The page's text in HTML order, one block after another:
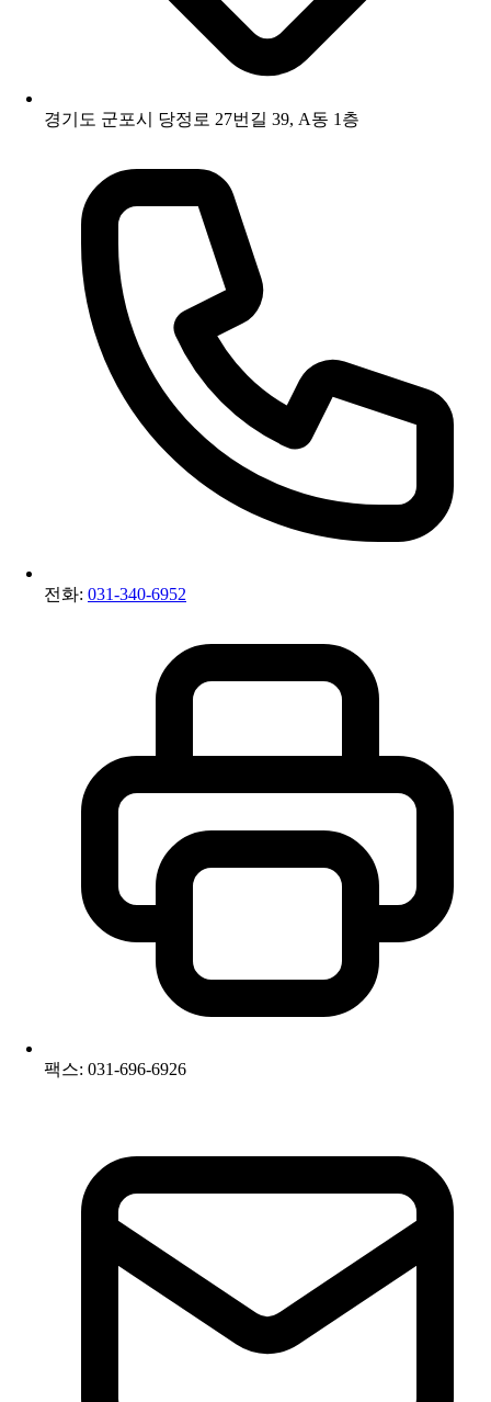
경기도 군포시 당정로 27번길 39, A동 1층
전화: 031-340-6952
팩스: 031-696-6926